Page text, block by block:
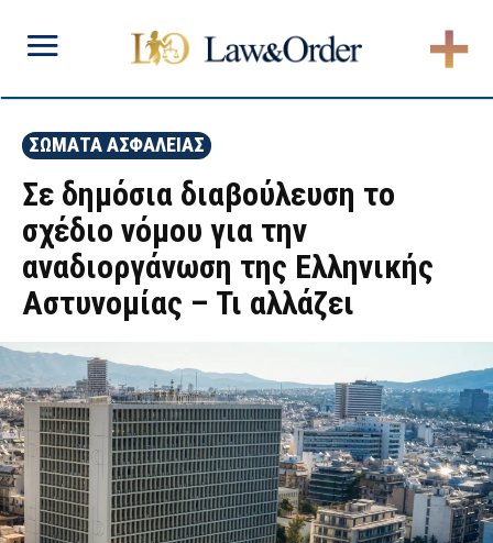
ΣΩΜΑΤΑ ΑΣΦΑΛΕΙΑΣ
Σε δημόσια διαβούλευση το
σχέδιο νόμου για την
αναδιοργάνωση της Ελληνικής
Αστυνομίας – Τι αλλάζει